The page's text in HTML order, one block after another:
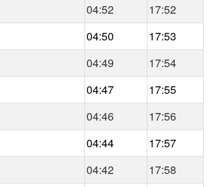
04:52
17:52
04:50
17:53
04:49
17:54
04:47
17:55
04:46
17:56
04:44
17:57
04:42
17:58